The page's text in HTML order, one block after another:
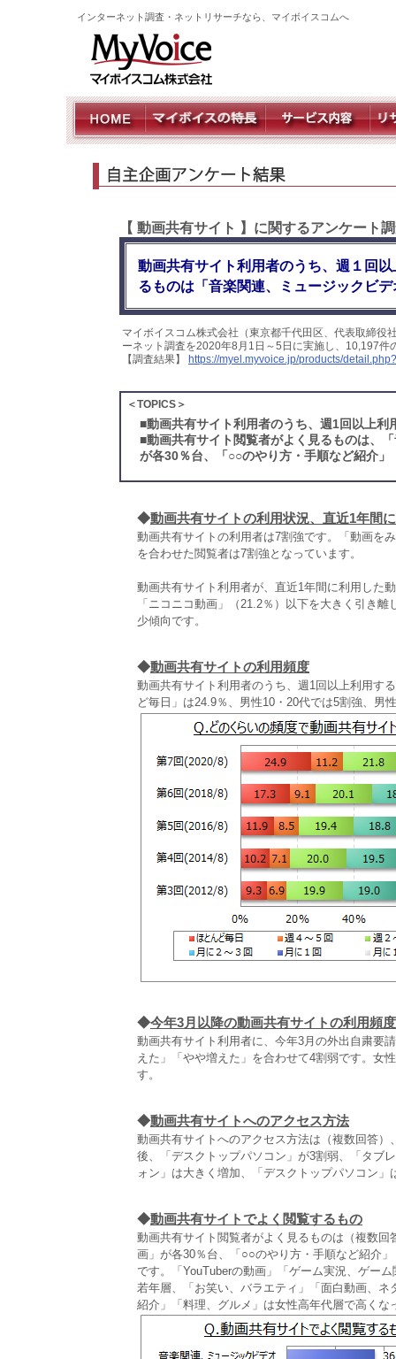
インターネット調査・ネットリサーチなら、マイボイスコムへ
【 動画共有サイト 】に関するアンケート
動画共有サイト利用者のうち、週１回
るものは「音楽関連、ミュージックビ
マイボイスコム株式会社（東京都千代田区、代表取締役
ーネット調査を2020年8月1日～5日に実施し、10,197
【調査結果】
https://myel.myvoice.jp/products/
＜TOPICS＞
■動画共有サイト利用者のうち、週1回以上
■動画共有サイト閲覧者がよく見るものは、
が各30％台、「○○のやり方・手順など紹介
◆動画共有サイトの利用状況、直近1年間
動画共有サイトの利用者は7割強です。「動画を
を合わせた閲覧者は7割強となっています。
動画共有サイト利用者が、直近1年間に利用した
「ニコニコ動画」（21.2％）以下を大きく引き
少傾向です。
◆動画共有サイトの利用頻度
動画共有サイト利用者のうち、週1回以上利用す
ど毎日」は24.9％、男性10・20代では5割強、男
◆今年3月以降の動画共有サイトの利用頻
動画共有サイト利用者に、今年3月の外出自粛要
えた」「やや増えた」を合わせて4割弱です。女
す。
◆動画共有サイトへのアクセス方法
動画共有サイトへのアクセス方法は（複数回答
後、「デスクトップパソコン」が3割弱、「タブ
ォン」は大きく増加、「デスクトップパソコン」
◆動画共有サイトでよく閲覧するもの
動画共有サイト閲覧者がよく見るものは（複数
画」が各30％台、「○○のやり方・手順など紹介
です。「YouTuberの動画」「ゲーム実況、ゲー
若年層、「お笑い、バラエティ」「面白動画、
紹介」「料理、グルメ」は女性高年代層で高くな